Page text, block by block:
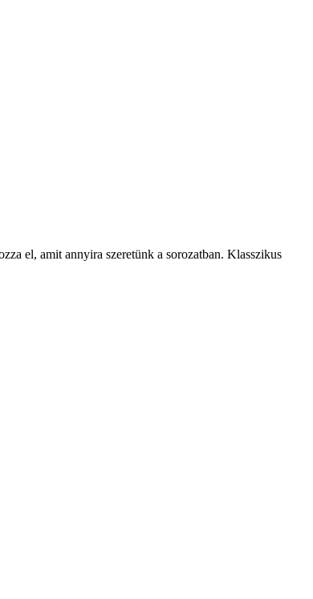
el, amit annyira szeretünk a sorozatban. Klasszikus